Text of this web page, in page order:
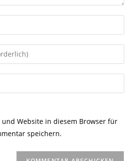
und Website in diesem Browser für
speichern.